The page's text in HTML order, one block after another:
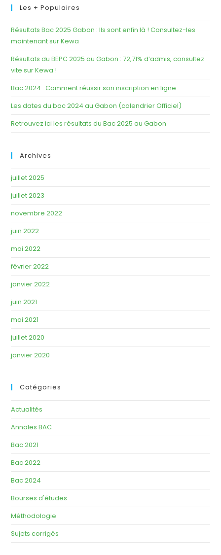
Les + Populaires
Résultats Bac 2025 Gabon : Ils sont enfin là ! Consultez-les
maintenant sur Kewa
Résultats du BEPC 2025 au Gabon : 72,71% d’admis, consultez
vite sur Kewa !
Bac 2024 : Comment réussir son inscription en ligne
Les dates du bac 2024 au Gabon (calendrier Officiel)
Retrouvez ici les résultats du Bac 2025 au Gabon
Archives
juillet 2025
juillet 2023
novembre 2022
juin 2022
mai 2022
février 2022
janvier 2022
juin 2021
mai 2021
juillet 2020
janvier 2020
Catégories
Actualités
Annales BAC
Bac 2021
Bac 2022
Bac 2024
Bourses d'études
Méthodologie
Sujets corrigés